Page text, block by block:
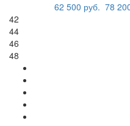
62 500 руб. 78
42
44
46
48